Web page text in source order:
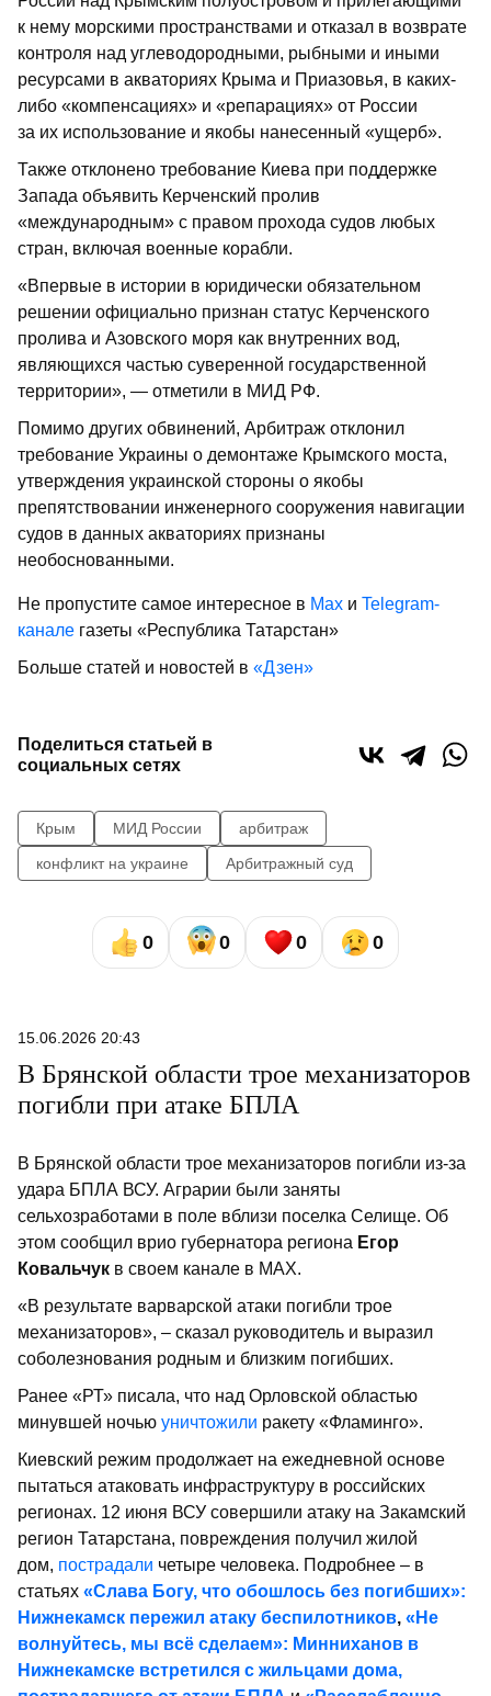
к нему морскими пространствами и отказал в возврате
контроля над углеводородными, рыбными и иными
ресурсами в акваториях Крыма и Приазовья, в каких-
либо «компенсациях» и «репарациях» от России
за их использование и якобы нанесенный «ущерб».
Также отклонено требование Киева при поддержке
Запада объявить Керченский пролив
«международным» с правом прохода судов любых
стран, включая военные корабли.
«Впервые в истории в юридически обязательном
решении официально признан статус Керченского
пролива и Азовского моря как внутренних вод,
являющихся частью суверенной государственной
территории», — отметили в МИД РФ.
Помимо других обвинений, Арбитраж отклонил
требование Украины о демонтаже Крымского моста,
утверждения украинской стороны о якобы
препятствовании инженерного сооружения навигации
судов в данных акваториях признаны
необоснованными.
Не пропустите самое интересное в Max и Telegram-
канале газеты «Республика Татарстан»
Больше статей и новостей в «Дзен»
Поделиться статьей в
социальных сетях
Крым МИД России
арбитраж
конфликт на украине
Арбитражный суд
0 0 0 0
15.06.2026 20:43
В Брянской области трое механизаторов
погибли при атаке БПЛА
В Брянской области трое механизаторов погибли из-за
удара БПЛА ВСУ. Аграрии были заняты
сельхозработами в поле вблизи поселка Селище. Об
этом сообщил врио губернатора региона Егор
Ковальчук в своем канале в МАХ.
«В результате варварской атаки погибли трое
механизаторов», – сказал руководитель и выразил
соболезнования родным и близким погибших.
Ранее «РТ» писала, что над Орловской областью
минувшей ночью уничтожили ракету «Фламинго».
Киевский режим продолжает на ежедневной основе
пытаться атаковать инфраструктуру в российских
регионах. 12 июня ВСУ совершили атаку на Закамский
регион Татарстана, повреждения получил жилой
дом, пострадали четыре человека. Подробнее – в
статьях «Слава Богу, что обошлось без погибших»:
Нижнекамск пережил атаку беспилотников, «Не
волнуйтесь, мы всё сделаем»: Минниханов в
Нижнекамске встретился с жильцами дома,